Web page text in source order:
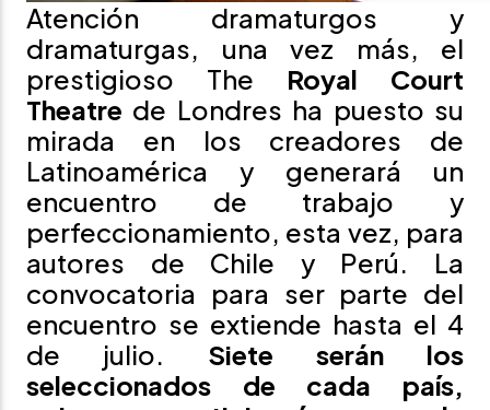
Atención dramaturgos y
dramaturgas, una vez más, el
prestigioso The Royal Court
Theatre de Londres ha puesto su
mirada en los creadores de
Latinoamérica y generará un
encuentro de trabajo y
perfeccionamiento, esta vez, para
autores de Chile y Perú. La
convocatoria para ser parte del
encuentro se extiende hasta el 4
de julio. Siete serán los
seleccionados de cada país,